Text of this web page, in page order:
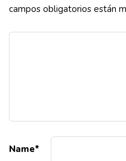
campos obligatorios están
Name*